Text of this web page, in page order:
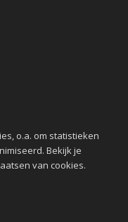
o.a. om statistieken
Bekijk je
van cookies.